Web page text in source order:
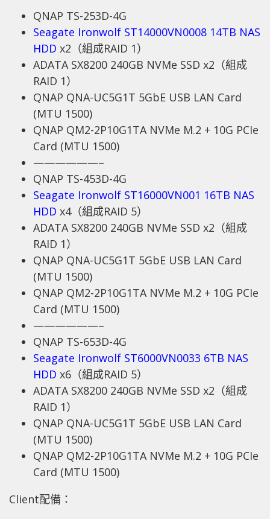
QNAP TS-253D-4G
Seagate Ironwolf ST14000VN0008 14TB NAS
HDD x2（組成RAID 1）
ADATA SX8200 240GB NVMe SSD x2（組成
RAID 1）
QNAP QNA-UC5G1T 5GbE USB LAN Card
(MTU 1500)
QNAP QM2-2P10G1TA NVMe M.2 + 10G PCIe
Card (MTU 1500)
——————–
QNAP TS-453D-4G
Seagate Ironwolf ST16000VN001 16TB NAS
HDD x4（組成RAID 5）
ADATA SX8200 240GB NVMe SSD x2（組成
RAID 1）
QNAP QNA-UC5G1T 5GbE USB LAN Card
(MTU 1500)
QNAP QM2-2P10G1TA NVMe M.2 + 10G PCIe
Card (MTU 1500)
——————–
QNAP TS-653D-4G
Seagate Ironwolf ST6000VN0033 6TB NAS
HDD x6（組成RAID 5）
ADATA SX8200 240GB NVMe SSD x2（組成
RAID 1）
QNAP QNA-UC5G1T 5GbE USB LAN Card
(MTU 1500)
QNAP QM2-2P10G1TA NVMe M.2 + 10G PCIe
Card (MTU 1500)
Client配備：